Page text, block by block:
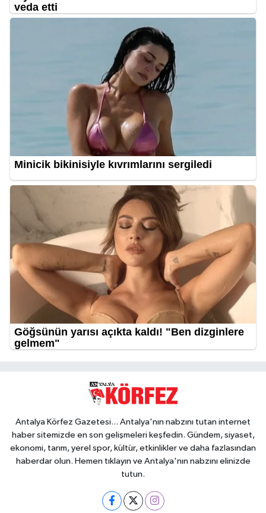
Antalya Körfez Gazetesi... Antalya'nın nabzını tutan internet
haber sitemizde en son gelişmeleri keşfedin. Gündem, siyaset,
ekonomi, tarım, yerel spor, kültür, etkinlikler ve daha fazlasından
haberdar olun. Hemen tıklayın ve Antalya'nın nabzını elinizde
tutun.